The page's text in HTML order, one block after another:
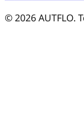
©2026AUTFLO.